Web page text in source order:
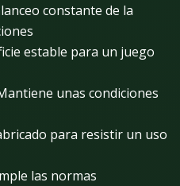
constante de la
estable para un juego
unas condiciones
para resistir un uso
las normas